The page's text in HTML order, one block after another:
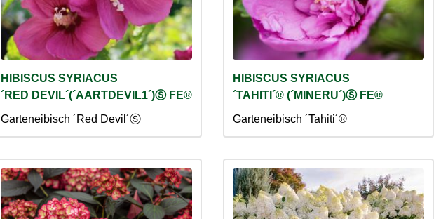
HIBISCUS SYRIACUS
´RED DEVIL´(´AARTDEVIL1´)Ⓢ FE®
Garteneibisch ´Red Devil´Ⓢ
HIBISCUS SYRIACUS
´TAHITI´® (´MINERU´)Ⓢ FE®
Garteneibisch ´Tahiti´®